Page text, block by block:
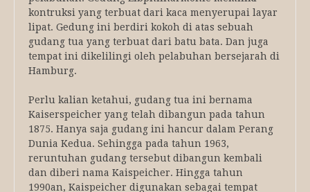
kontruksi yang terbuat dari kaca menyerupai layar
lipat. Gedung ini berdiri kokoh di atas sebuah
gudang tua yang terbuat dari batu bata. Dan juga
tempat ini dikelilingi oleh pelabuhan bersejarah di
Hamburg.
Perlu kalian ketahui, gudang tua ini bernama
Kaiserspeicher yang telah dibangun pada tahun
1875. Hanya saja gudang ini hancur dalam Perang
Dunia Kedua. Sehingga pada tahun 1963,
reruntuhan gudang tersebut dibangun kembali
dan diberi nama Kaispeicher. Hingga tahun
1990an, Kaispeicher digunakan sebagai tempat